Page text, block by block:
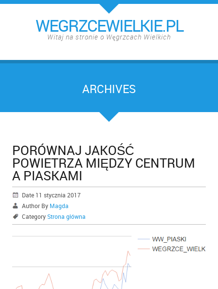
WEGRZCEWIELKIE.PL
Witaj na stronie o Węgrzcach Wielkich
ARCHIVES
PORÓWNAJ JAKOŚĆ
POWIETRZA MIĘDZY CENTRUM
A PIASKAMI
Date 11 stycznia 2017
Author By Magda
CategoryStrona główna